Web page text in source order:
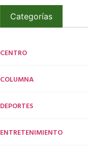
Categorías
CENTRO
COLUMNA
DEPORTES
ENTRETENIMIENTO